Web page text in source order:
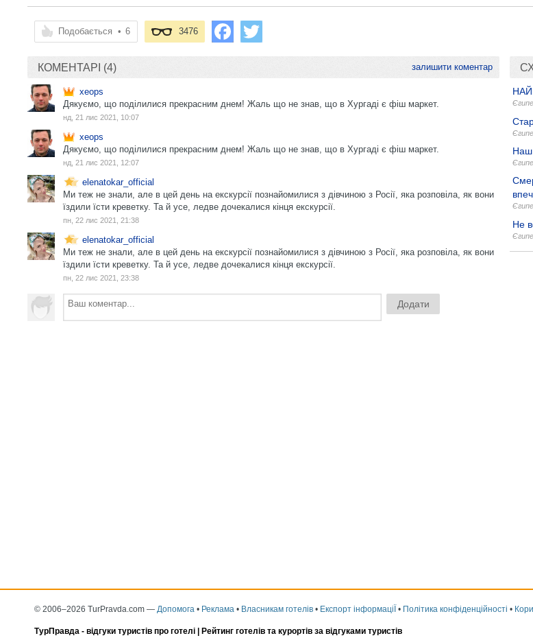
Подобається • 6 3476
Наш
Не
КОМЕНТАРІ (4) залишити коментар
xeops
Дякуємо, що поділилися прекрасним днем! Жаль що не знав, що в Хургаді є фіш маркет.
нд, 21 лис 2021, 10:07
xeops
Дякуємо, що поділилися прекрасним днем! Жаль що не знав, що в Хургаді є фіш маркет.
нд, 21 лис 2021, 12:07
elenatokar_official
Ми теж не знали, але в цей день на екскурсії познайомилися з дівчиною з Росії, яка розповіла, як вони
їздили їсти креветку. Та й усе, ледве дочекалися кінця екскурсії.
пн, 22 лис 2021, 21:38
elenatokar_official
Ми теж не знали, але в цей день на екскурсії познайомилися з дівчиною з Росії, яка розповіла, як вони
їздили їсти креветку. Та й усе, ледве дочекалися кінця екскурсії.
пн, 22 лис 2021, 23:38
© 2006–2026 TurPravda.com — Допомога • Реклама • Власникам готелів • Експорт інформаціЇ • Політика конфіденційності •
ТурПравда - відгуки туристів про готелі | Рейтинг готелів та курортів за відгуками туристів